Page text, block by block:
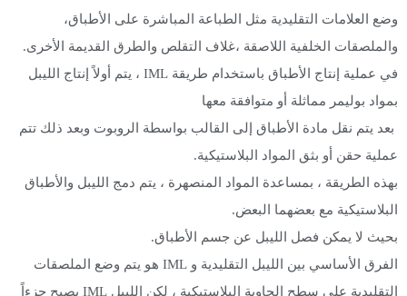
العلامات التقليدية مثل الطباعة المباشرة على الأطباق،
الخلفية اللاصقة ،غلاف التقلص والطرق القديمة الأخرى.
في عملية إنتاج الأطباق باستخدام طريقة IML ، يتم أولاً إنتاج اللیبل
بوليمر مماثلة أو متوافقة معها
يتم نقل مادة الأطباق إلى القالب بواسطة الروبوت وبعد ذلك تتم
حقن أو بثق المواد البلاستيكية.
الطريقة ، بمساعدة المواد المنصهرة ، يتم دمج اللیبل والأطباق
مع بعضهما البعض.
لا يمكن فصل اللیبل عن جسم الأطباق.
الفرق الأساسي بين اللیبل التقليدية و IML هو يتم وضع الملصقات
التقليدية على سطح الحاوية البلاستيكية ، لكن اللیبل IML يصبح جزءاً